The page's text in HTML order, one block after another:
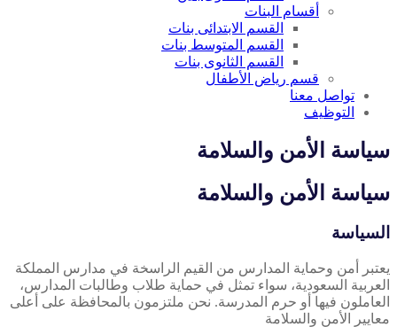
أقسام البنات
القسم الابتدائى بنات
القسم المتوسط بنات
القسم الثانوى بنات
قسم رياض الأطفال
تواصل معنا
التوظيف
سياسة الأمن والسلامة
سياسة الأمن والسلامة
السياسة
يعتبر أمن وحماية المدارس من القيم الراسخة في مدارس المملكة
العربية السعودية، سواء تمثل في حماية طلاب وطالبات المدارس،
العاملون فيها أو حرم المدرسة. نحن ملتزمون بالمحافظة على أعلى
معايير الأمن والسلامة